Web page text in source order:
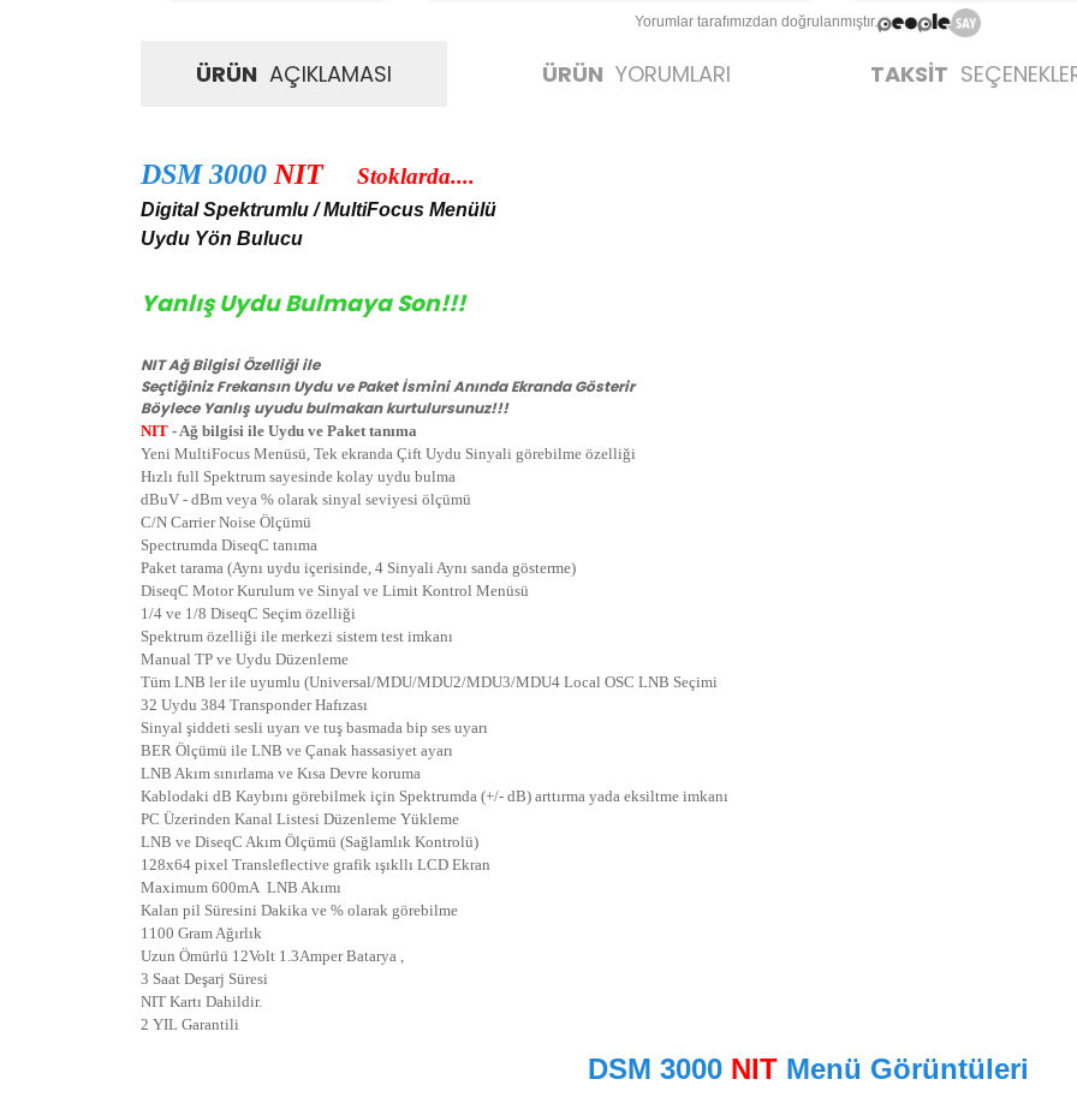
Yorumlar tarafımızdan doğrulanmıştır.
ÜRÜN AÇIKLAMASI ÜRÜN YORUMLARI TAKSİT
DSM 3000 NIT Stoklarda....
Digital Spektrumlu / MultiFocus Menülü
Uydu Yön Bulucu
Yanlış Uydu Bulmaya Son!!!
NIT Ağ Bilgisi Özelliği ile
Seçtiğiniz Frekansın Uydu ve Paket İsmini Anında Ekranda Gösterir
Böylece Yanlış uyudu bulmakan kurtulursunuz!!!
NIT - Ağ bilgisi ile Uydu ve Paket tanıma
Yeni MultiFocus Menüsü, Tek ekranda Çift Uydu Sinyali görebilme özelliği
Hızlı full Spektrum sayesinde kolay uydu bulma
dBuV - dBm veya % olarak sinyal seviyesi ölçümü
C/N Carrier Noise Ölçümü
Spectrumda DiseqC tanıma
Paket tarama (Aynı uydu içerisinde, 4 Sinyali Aynı sanda gösterme)
DiseqC Motor Kurulum ve Sinyal ve Limit Kontrol Menüsü
1/4 ve 1/8 DiseqC Seçim özelliği
Spektrum özelliği ile merkezi sistem test imkanı
Manual TP ve Uydu Düzenleme
Tüm LNB ler ile uyumlu (Universal/MDU/MDU2/MDU3/MDU4 Local OSC LNB Seçimi
32 Uydu 384 Transponder Hafızası
Sinyal şiddeti sesli uyarı ve tuş basmada bip ses uyarı
BER Ölçümü ile LNB ve Çanak hassasiyet ayarı
LNB Akım sınırlama ve Kısa Devre koruma
Kablodaki dB Kaybını görebilmek için Spektrumda (+/- dB) arttırma yada eksiltme imkanı
PC Üzerinden Kanal Listesi Düzenleme Yükleme
LNB ve DiseqC Akım Ölçümü (Sağlamlık Kontrolü)
128x64 pixel Transleflective grafik ışıkllı LCD Ekran
Maximum 600mA LNB Akımı
Kalan pil Süresini Dakika ve % olarak görebilme
1100 Gram Ağırlık
Uzun Ömürlü 12Volt 1.3Amper Batarya ,
3 Saat Deşarj Süresi
NIT Kartı Dahildir.
2 YIL Garantili
DSM 3000 NITMenü Görüntüleri